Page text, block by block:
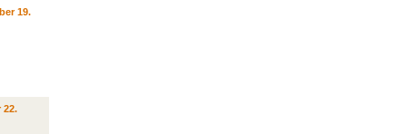
19.
22.